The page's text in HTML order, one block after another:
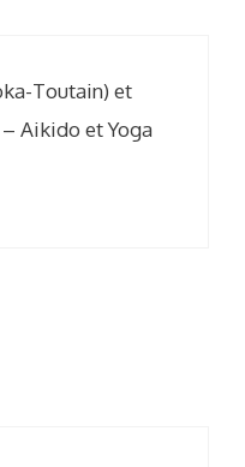
Toutain) et
Aikido et Yoga